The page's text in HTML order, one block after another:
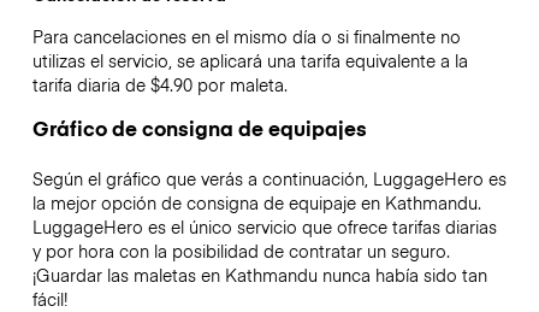
Para cancelaciones en el mismo día o si finalmente no
utilizas el servicio, se aplicará una tarifa equivalente a la
tarifa diaria de $4.90 por maleta.
Gráfico de consigna de equipajes
Según el gráfico que verás a continuación, LuggageHero es
la mejor opción de consigna de equipaje en Kathmandu.
LuggageHero es el único servicio que ofrece tarifas diarias
y por hora con la posibilidad de contratar un seguro.
¡Guardar las maletas en Kathmandu nunca había sido tan
fácil!